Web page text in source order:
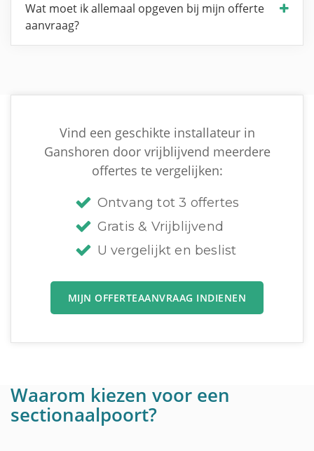
Wat moet ik allemaal opgeven bij mijn offerte
aanvraag?
Vind een geschikte installateur in
Ganshoren door vrijblijvend meerdere
offertes te vergelijken:
Ontvang tot 3 offertes
Gratis & Vrijblijvend
U vergelijkt en beslist
MIJN OFFERTEAANVRAAG INDIENEN
Waarom kiezen voor een
sectionaalpoort?